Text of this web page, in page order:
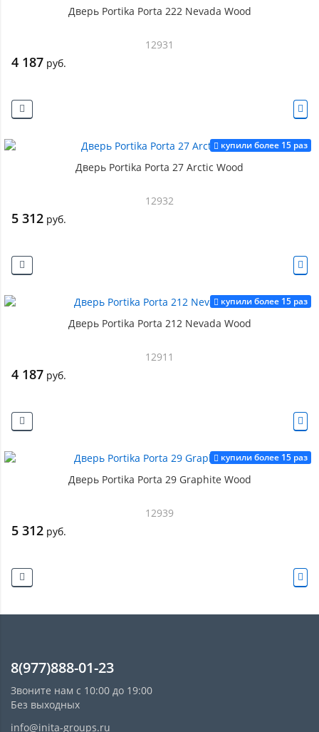
Дверь Portika Porta 222 Nevada Wood
12931
4 187 руб.
купили более 15 раз
Дверь Portika Porta 27 Arctic Wood
12932
5 312 руб.
купили более 15 раз
Дверь Portika Porta 212 Nevada Wood
12911
4 187 руб.
купили более 15 раз
Дверь Portika Porta 29 Graphite Wood
12939
5 312 руб.
8(977)888-01-23
Звоните нам с 10:00 до 19:00
Без выходных
info@inita-groups.ru